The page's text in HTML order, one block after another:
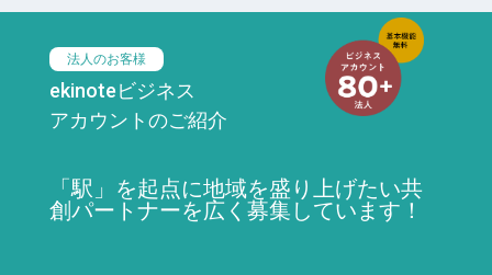
法人のお客様
ekinoteビジネス
アカウントのご紹介
「駅」を起点に地域を盛り上げたい共
創パートナーを広く募集しています！